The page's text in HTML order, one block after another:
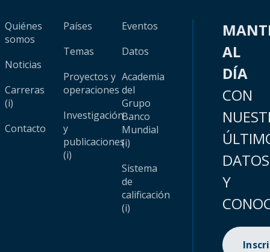
Quiénes
somos
Noticias
Carreras
(i)
Contacto
Países
Temas
Proyectos y
operaciones
Investigación
y
publicaciones
(i)
Eventos
Datos
Academia
del
Grupo
Banco
Mundial
(i)
Sistema
de
calificación
(i)
AL
DÍA
CON
DATOS
Y